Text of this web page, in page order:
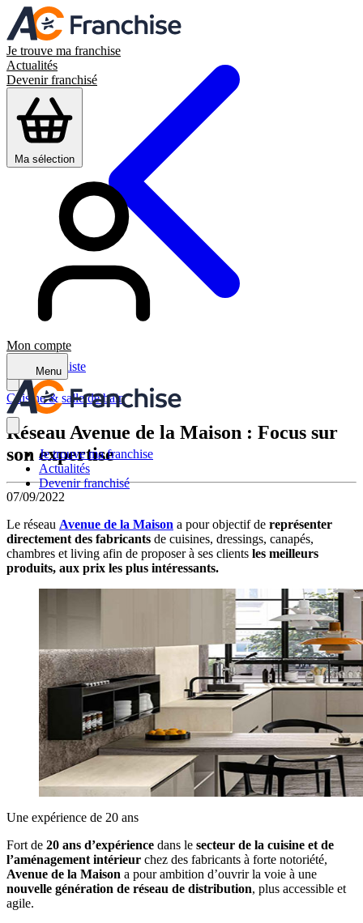
Je trouve ma franchise
Actualités
Devenir franchisé
Ma sélection
Mon compte
Menu
Je trouve ma franchise
Actualités
Devenir franchisé
Retour à la liste
Cuisine & salle de bain
Réseau Avenue de la Maison : Focus sur
son expertise
07/09/2022
Le réseau Avenue de la Maison a pour objectif de représenter
directement des fabricants de cuisines, dressings, canapés,
chambres et living afin de proposer à ses clients les meilleurs
produits, aux prix les plus intéressants.
Une expérience de 20 ans
Fort de 20 ans d’expérience dans le secteur de la cuisine et de
l’aménagement intérieur chez des fabricants à forte notoriété,
Avenue de la Maison a pour ambition d’ouvrir la voie à une
nouvelle génération de réseau de distribution, plus accessible et
agile.